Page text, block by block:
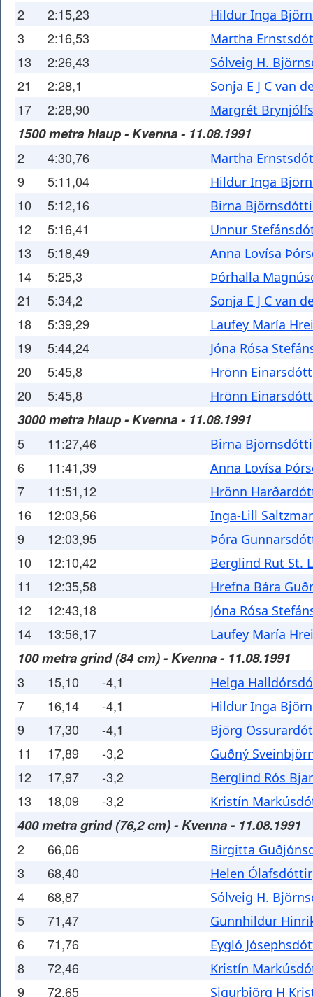
2 2:15,23 Hildur Inga
3 2:16,53 Martha
13 2:26,43 Sólveig H.
21 2:28,1 Sonja E J C van
17 2:28,90 Margrét
1500 metra hlaup - Kvenna - 11.08.1991
2 4:30,76 Martha
9 5:11,04 Hildur Inga
10 5:12,16 Birna
12 5:16,41 Unnur
13 5:18,49 Anna Lovísa
14 5:25,3 Þórhalla
21 5:34,2 Sonja E J C van
18 5:39,29 Laufey María
19 5:44,24 Jóna Rósa
20 5:45,8 Hrönn
20 5:45,8 Hrönn
3000 metra hlaup - Kvenna - 11.08.1991
5 11:27,46 Birna
6 11:41,39 Anna Lovísa
7 11:51,12 Hrönn
16 12:03,56 Inga-Lill
9 12:03,95 Þóra
10 12:10,42 Berglind Rut St.
11 12:35,58 Hrefna Bára
12 12:43,18 Jóna Rósa
14 13:56,17 Laufey María
100 metra grind (84 cm) - Kvenna - 11.08.1991
3 15,10 -4,1 Helga
7 16,14 -4,1 Hildur Inga
9 17,30 -4,1 Björg
11 17,89 -3,2 Guðný
12 17,97 -3,2 Berglind Rós
13 18,09 -3,2 Kristín
400 metra grind (76,2 cm) - Kvenna - 11.08.1991
2 66,06 Birgitta
3 68,40 Helen Ólafsdóttir
4 68,87 Sólveig H.
5 71,47 Gunnhildur
6 71,76 Eygló
8 72,46 Kristín
9 72,65 Sigurbjörg H